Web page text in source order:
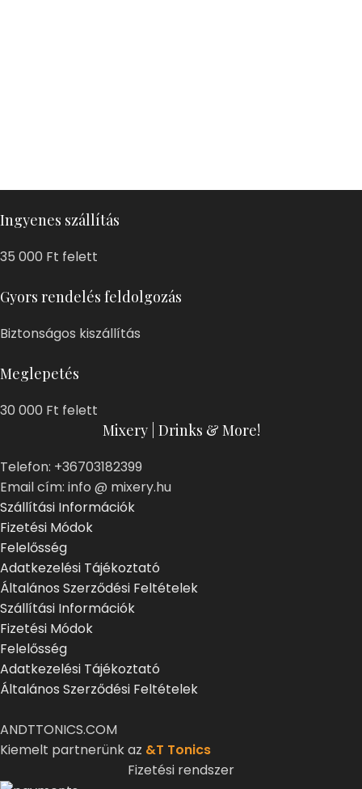
Ingyenes szállítás
35 000 Ft felett
Gyors rendelés feldolgozás
Biztonságos kiszállítás
Meglepetés
30 000 Ft felett
Mixery | Drinks & More!
Telefon: +36703182399
Email cím: info @ mixery.hu
Szállítási Információk
Fizetési Módok
Felelősség
Adatkezelési Tájékoztató
Általános Szerződési Feltételek
Szállítási Információk
Fizetési Módok
Felelősség
Adatkezelési Tájékoztató
Általános Szerződési Feltételek
ANDTTONICS.COM
Kiemelt partnerünk az &T Tonics
Fizetési rendszer